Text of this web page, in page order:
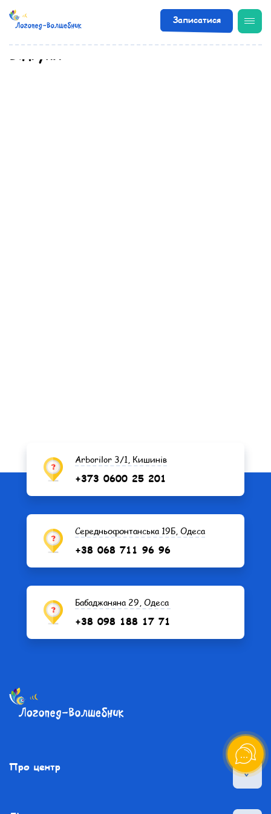
Записатися
Arborilor 3/1, Кишинів
+373 0600 25 201
Середньофонтанська 19Б, Одеса
+38 068 711 96 96
Бабаджаняна 29, Одеса
+38 098 188 17 71
Про центр